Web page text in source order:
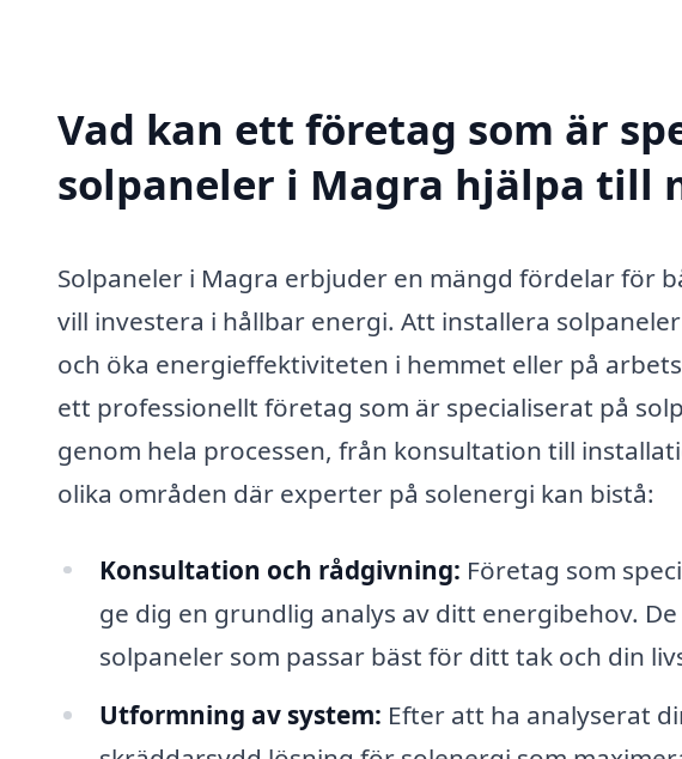
Vad kan ett företag som är
solpaneler i Magra hjälpa till
Solpaneler i Magra erbjuder en mängd fördelar för
vill investera i hållbar energi. Att installera
och öka energieffektiviteten i hemmet eller på
ett professionellt företag som är specialiserat på
genom hela processen, från konsultation till
olika områden där experter på solenergi kan bistå:
Konsultation och rådgivning: Företag som
ge dig en grundlig analys av ditt energibehov.
solpaneler som passar bäst för ditt tak och din
Utformning av system: Efter att ha analyserat